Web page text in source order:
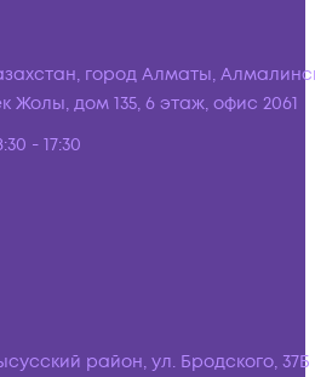
город Алматы,
Жолы, дом 135, 6 этаж, офис 2061
- 17:30
район, ул. Бродского, 37Б